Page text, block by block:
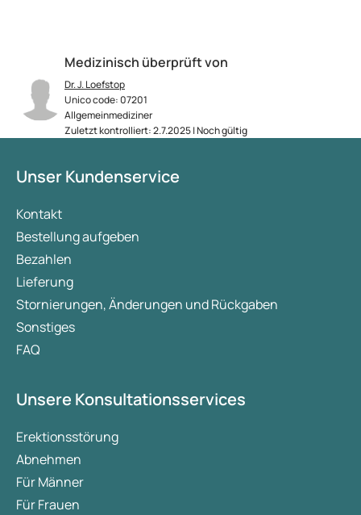
Medizinisch überprüft von
Dr. J. Loefstop
Unico code: 07201
Allgemeinmediziner
Zuletzt kontrolliert: 2.7.2025 | Noch gültig
Unser Kundenservice
Kontakt
Bestellung aufgeben
Bezahlen
Lieferung
Stornierungen, Änderungen und Rückgaben
Sonstiges
FAQ
Unsere Konsultationsservices
Erektionsstörung
Abnehmen
Für Männer
Für Frauen